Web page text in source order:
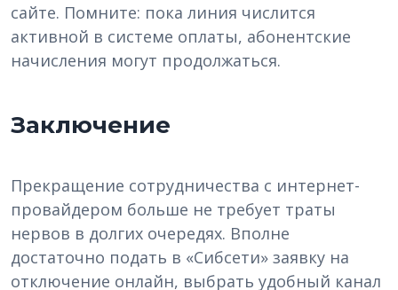
сайте. Помните: пока линия числится
активной в системе оплаты, абонентские
начисления могут продолжаться.
Заключение
Прекращение сотрудничества с интернет-
провайдером больше не требует траты
нервов в долгих очередях. Вполне
достаточно подать в «Сибсети» заявку на
отключение онлайн, выбрать удобный канал